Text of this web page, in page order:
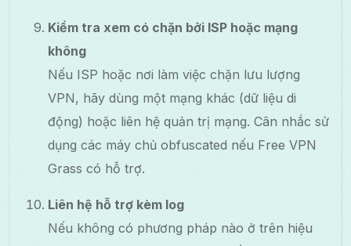
Kiểm tra xem có chặn bởi ISP hoặc mạng
không
Nếu ISP hoặc nơi làm việc chặn lưu lượng
VPN, hãy dùng một mạng khác (dữ liệu di
động) hoặc liên hệ quản trị mạng. Cân nhắc sử
dụng các máy chủ obfuscated nếu Free VPN
Grass có hỗ trợ.
Liên hệ hỗ trợ kèm log
Nếu không có phương pháp nào ở trên hiệu